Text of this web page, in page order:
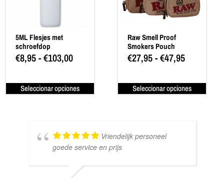
5ML Flesjes met
schroefdop
€8,95-€103,00
Seleccionar opciones
Raw Smell Proof
Smokers Pouch
€27,95-€47,95
Seleccionar opciones
Vriendelijk personeel
goede service en prijs